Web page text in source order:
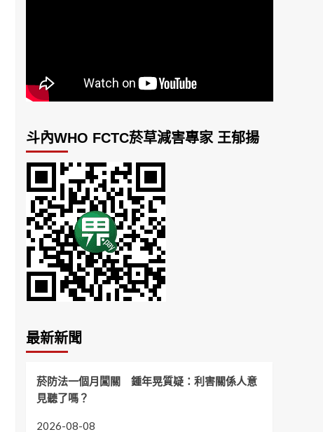
斗內WHO FCTC菸草減害專家 王郁揚
最新新聞
菸防法一個月闖關 鍾年晃質疑：利害關係人意
見聽了嗎？
2026-08-08